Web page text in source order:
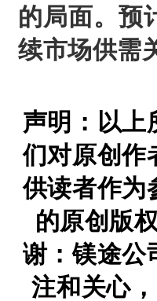
的局面。预
续市场供需
声明：以上
们对原创作
供读者作为
的原创版
谢：镁途公
注和关心